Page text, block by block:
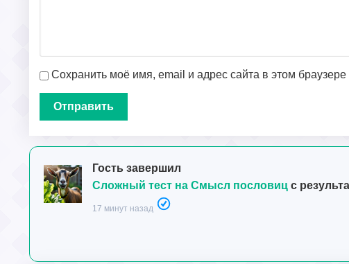
Сохранить моё имя, email и адрес сайта в этом
Гость завершил
Сложный тест на Смысл пословиц с
17 минут назад